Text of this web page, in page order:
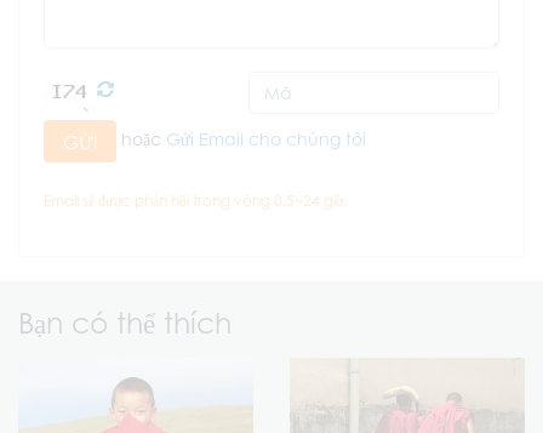
GỬI hoặc Gửi Email cho chúng tôi
Email sẽ được phản hồi trong vòng 0.5~24 giờ.
Bạn có thể thích